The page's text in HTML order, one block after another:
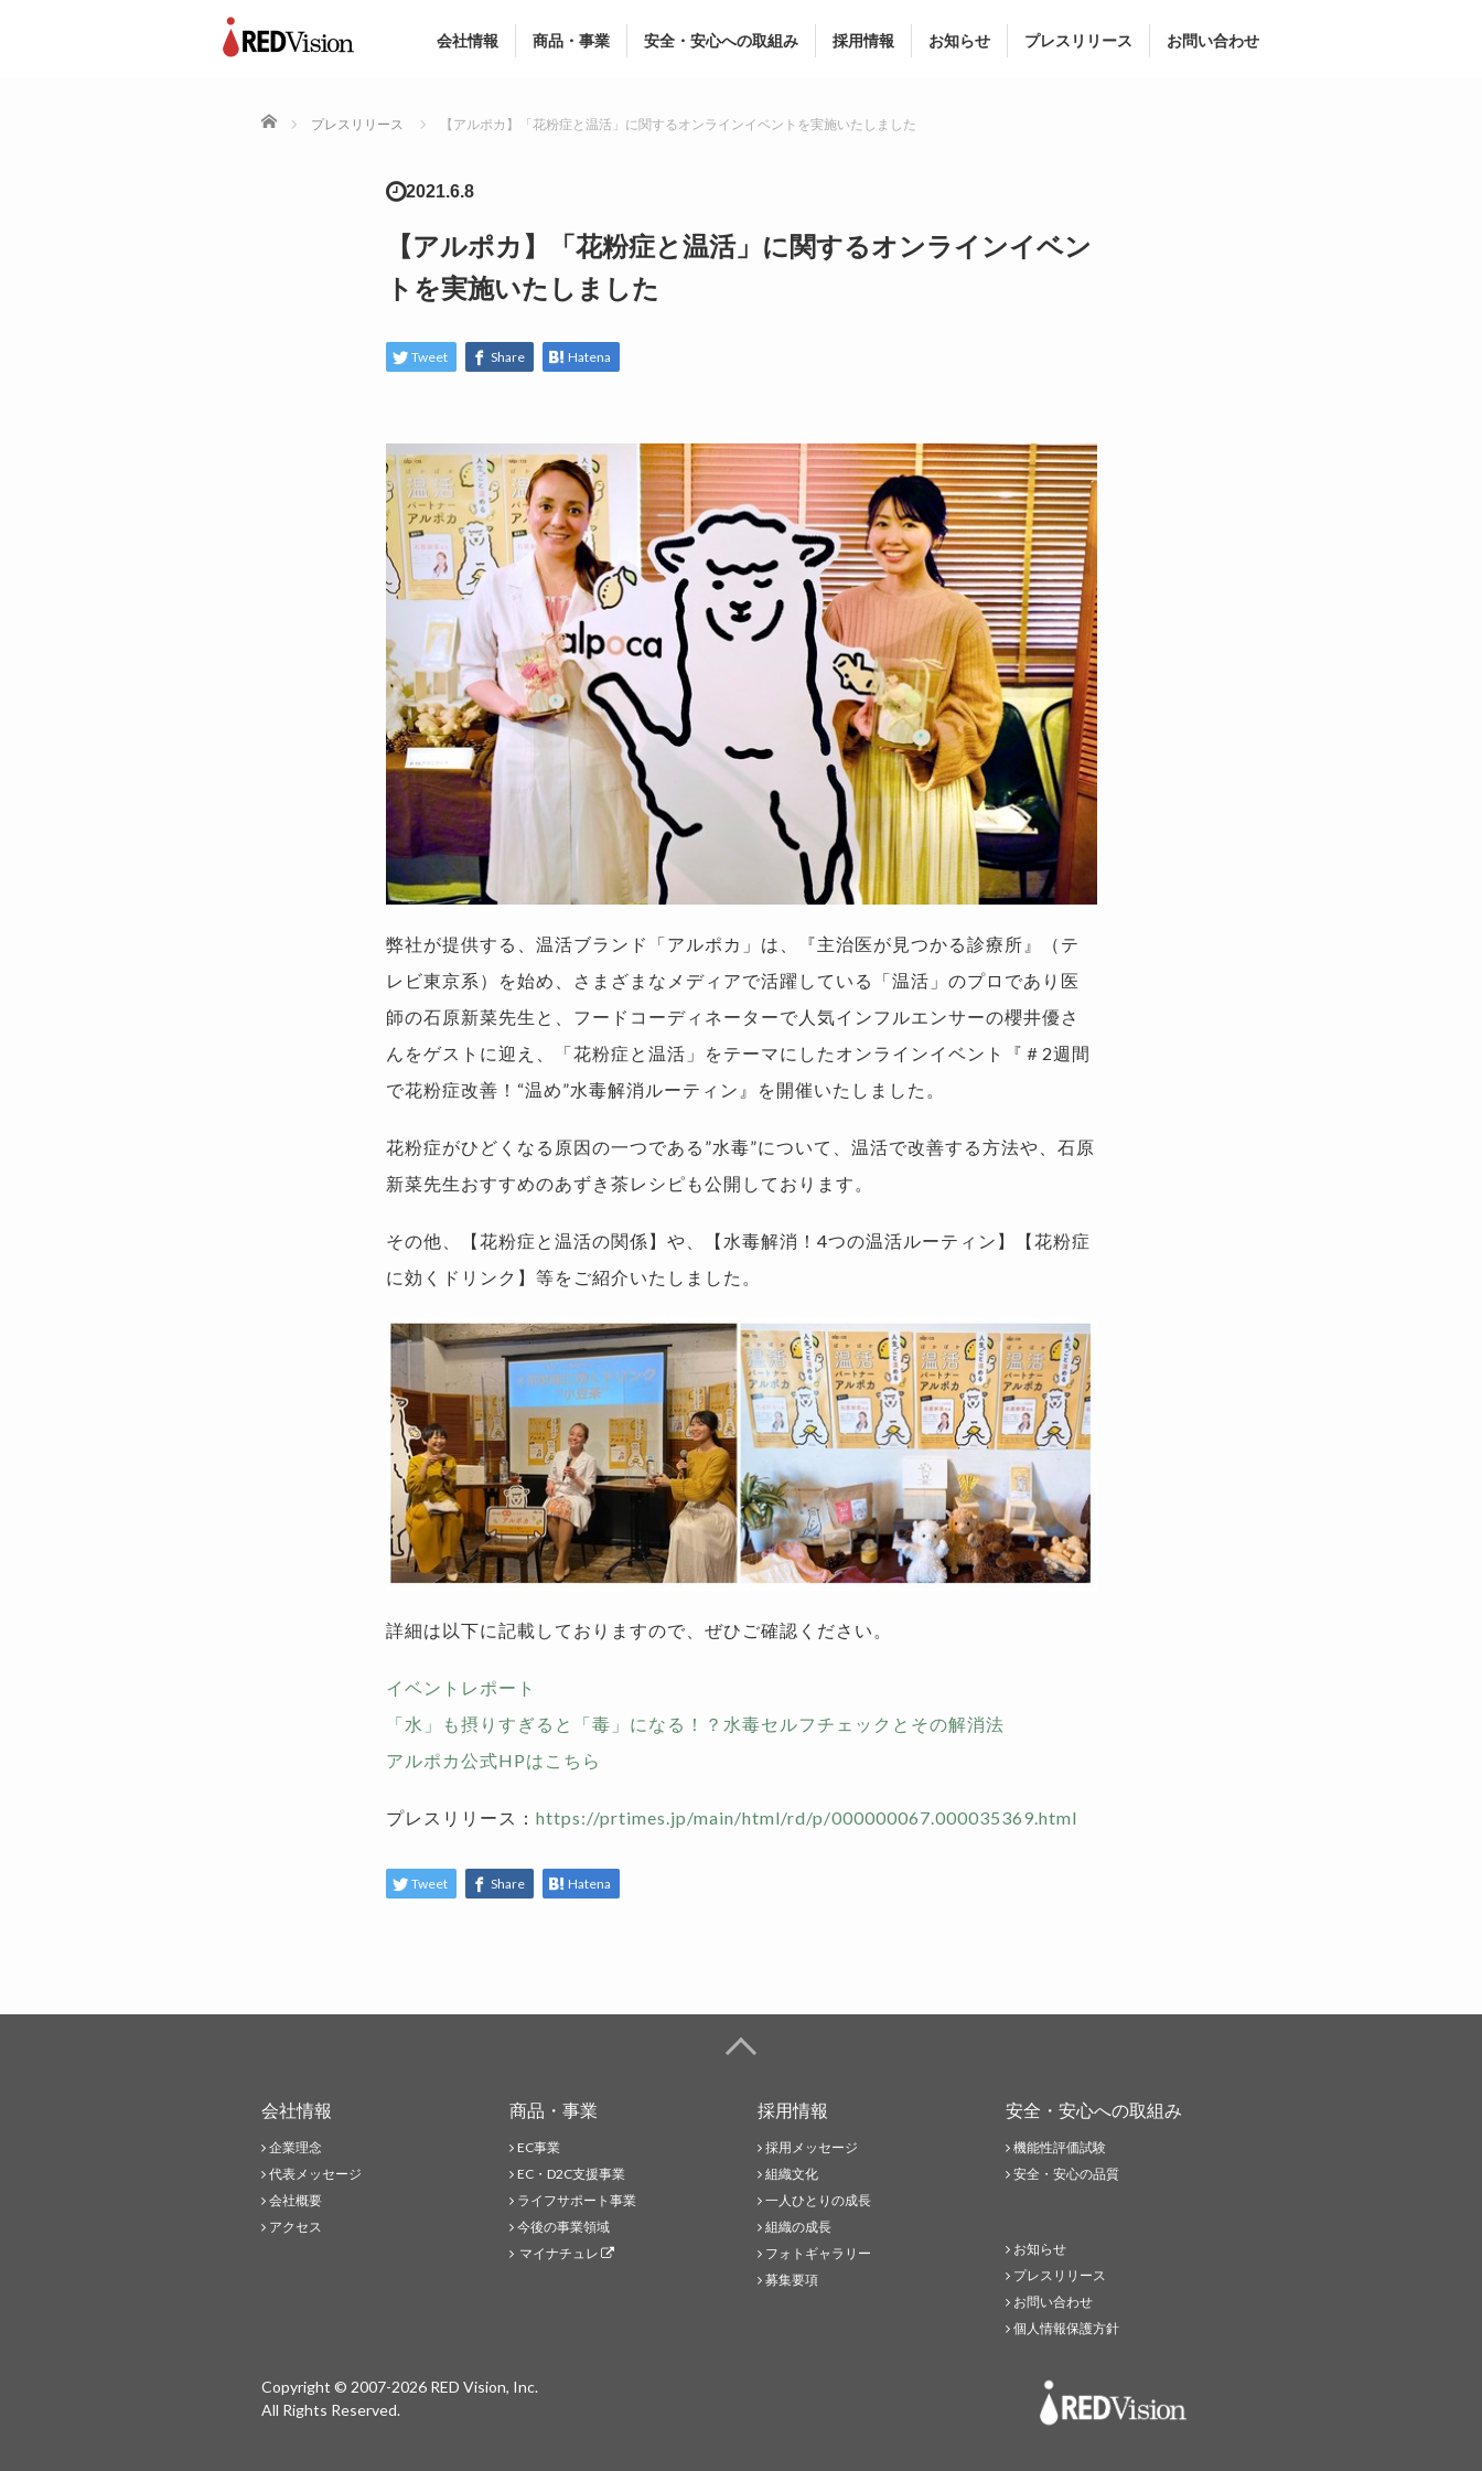
会社情報 商品・事業 安全・安心への取組み 採用情報 お知らせ プレスリリース お問い合わせ
ホーム プレスリリース 【アルポカ】「花粉症と温活」に関するオンラインイベントを実施いたしました
2021.6.8
【アルポカ】「花粉症と温活」に関するオンラインイベン
トを実施いたしました
Tweet Share Hatena
弊社が提供する、温活ブランド「アルポカ」は、『主治医が見つかる診療所』（テ
レビ東京系）を始め、さまざまなメディアで活躍している「温活」のプロであり医
師の石原新菜先生と、フードコーディネーターで人気インフルエンサーの櫻井優さ
んをゲストに迎え、「花粉症と温活」をテーマにしたオンラインイベント『＃2週間
で花粉症改善！“温め”水毒解消ルーティン』を開催いたしました。
花粉症がひどくなる原因の一つである”水毒”について、温活で改善する方法や、石原
新菜先生おすすめのあずき茶レシピも公開しております。
その他、【花粉症と温活の関係】や、【水毒解消！4つの温活ルーティン】【花粉症
に効くドリンク】等をご紹介いたしました。
詳細は以下に記載しておりますので、ぜひご確認ください。
イベントレポート
「水」も摂りすぎると「毒」になる！？水毒セルフチェックとその解消法
アルポカ公式HPはこちら
プレスリリース： https://prtimes.jp/main/html/rd/p/000000067.000035369.html
Tweet Share Hatena
会社情報
企業理念
代表メッセージ
会社概要
アクセス
商品・事業
EC事業
EC・D2C支援事業
ライフサポート事業
今後の事業領域
マイナチュレ
採用情報
採用メッセージ
組織文化
一人ひとりの成長
組織の成長
フォトギャラリー
募集要項
安全・安心への取組み
機能性評価試験
安全・安心の品質
お知らせ
プレスリリース
お問い合わせ
個人情報保護方針
Copyright © 2007-2026 RED Vision, Inc.
All Rights Reserved.